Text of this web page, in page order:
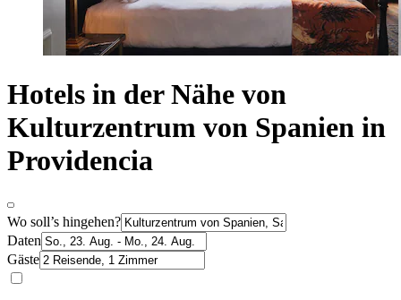
Hotels in der Nähe von
Kulturzentrum von Spanien in
Providencia
Wo soll’s hingehen?
Daten
Gäste